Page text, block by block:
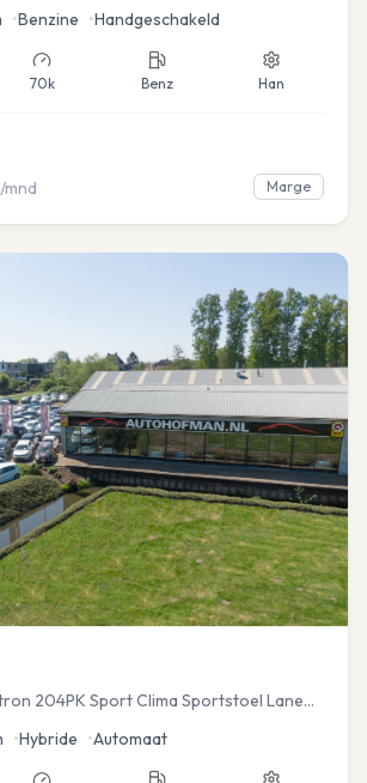
•Benzine •Handgeschakeld
70k Benz Han
/mnd Marge
204PK Sport Clima Sportstoel Lane
•Hybride •Automaat